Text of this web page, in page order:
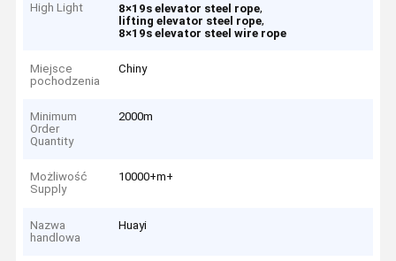
High Light 8×19s elevator steel rope,
lifting elevator steel rope,
8×19s elevator steel wire rope
Miejsce
pochodzenia
Chiny
Minimum
Order
Quantity
2000m
Możliwość
Supply
10000+m+
Nazwa
handlowa
Huayi